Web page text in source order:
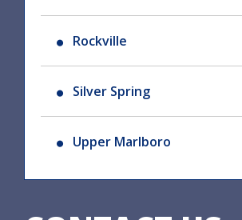
Rockville
Silver Spring
Upper Marlboro